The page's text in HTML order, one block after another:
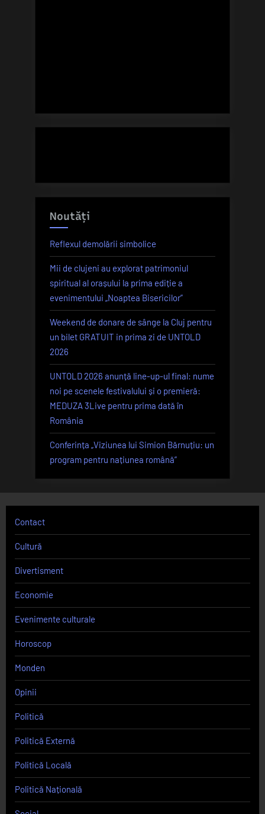
Noutăți
Reflexul demolării simbolice
Mii de clujeni au explorat patrimoniul
spiritual al orașului la prima ediție a
evenimentului „Noaptea Bisericilor”
Weekend de donare de sânge la Cluj pentru
un bilet GRATUIT in prima zi de UNTOLD
2026
UNTOLD 2026 anunță line-up-ul final: nume
noi pe scenele festivalului și o premieră:
MEDUZA 3Live pentru prima dată în
România
Conferința „Viziunea lui Simion Bărnuțiu: un
program pentru națiunea română”
Contact
Cultură
Divertisment
Economie
Evenimente culturale
Horoscop
Monden
Opinii
Politică
Politică Externă
Politică Locală
Politică Națională